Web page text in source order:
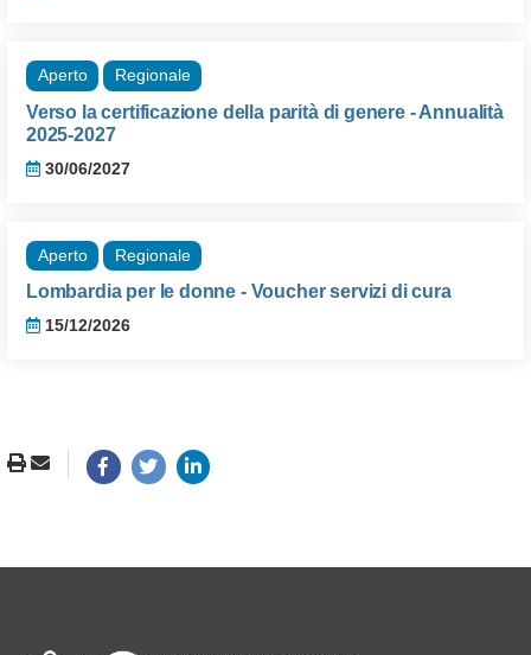
Aperto Regionale
Verso la certificazione della parità di genere - Annualità
2025-2027
30/06/2027
Aperto Regionale
Lombardia per le donne - Voucher servizi di cura
15/12/2026